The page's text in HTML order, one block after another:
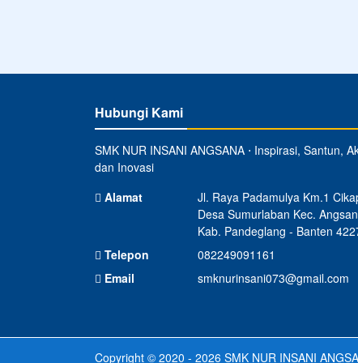
Hubungi Kami
SMK NUR INSANI ANGSANA ⋅ Inspirasi, Santun,
dan Inovasi
Alamat
Jl. Raya Padamulya Km.1
Desa Sumurlaban Kec.
Kab. Pandeglang - Banten
Telepon
082249091161
Email
smknurinsani073@gmail.com
Copyright © 2020 - 2026 SMK NUR INSANI